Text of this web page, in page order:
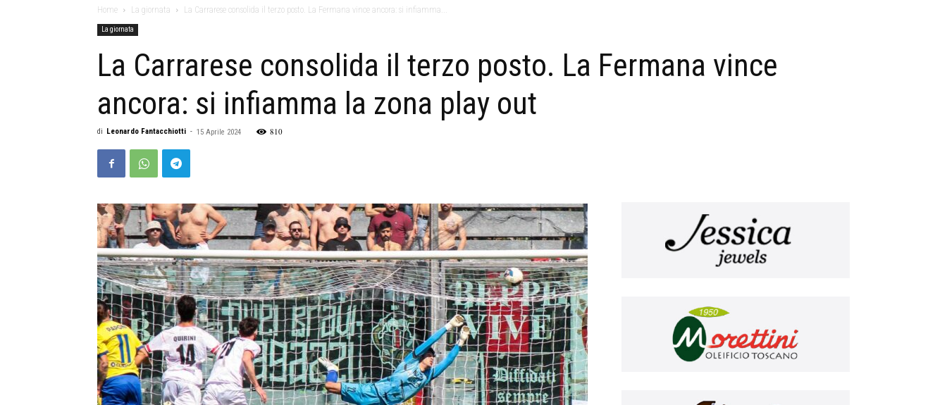
Magazine
Home La giornata La Carrarese consolida il terzo posto. La Fermana vince ancora: si infiamma...
La giornata
La Carrarese consolida il terzo posto. La Fermana vince
ancora: si infiamma la zona play out
di Leonardo Fantacchiotti - 15 Aprile 2024 810